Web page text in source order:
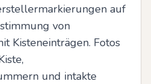
auf
von
Kisteneinträgen. Fotos
und intakte